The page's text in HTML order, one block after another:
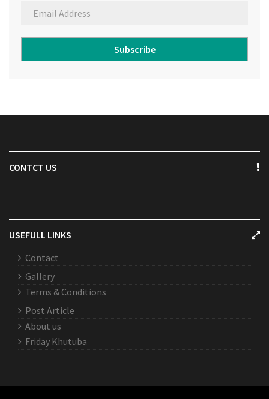
Subscribe
CONTCT US
USEFULL LINKS
Contact
Gallery
Terms & Conditions
Post Article
About us
Friday Khutuba